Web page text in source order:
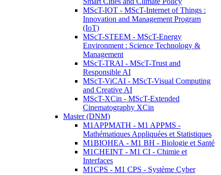
MScT-IOT - MScT-Internet of Things :
Innovation and Management Program
(IoT)
MScT-STEEM - MScT-Energy
Environment : Science Technology &
Management
MScT-TRAI - MScT-Trust and
Responsible AI
MScT-ViCAI - MScT-Visual Computing
and Creative AI
MScT-XCin - MScT-Extended
Cinematography XCin
Master (DNM)
M1APPMATH - M1 APPMS -
Mathématiques Appliquées et Statistiques
M1BIOHEA - M1 BH - Biologie et Santé
M1CHEINT - M1 CI - Chimie et
Interfaces
M1CPS - M1 CPS - Système Cyber